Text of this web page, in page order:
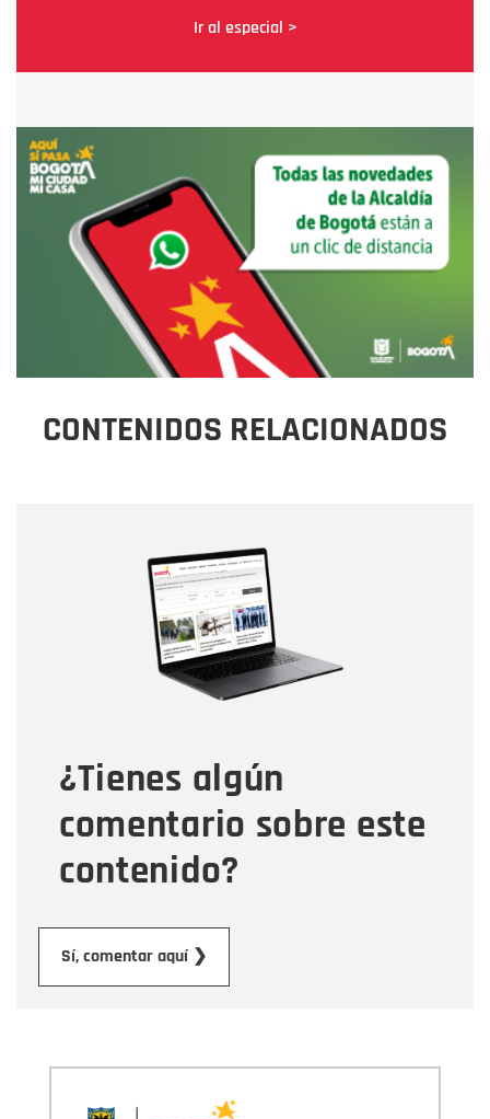
Ir al especial >
CONTENIDOS RELACIONADOS
¿Tienes algún
comentario sobre este
contenido?
Sí, comentar aquí ❯
Correo electrónico
Tipo de comentario
Mensaje